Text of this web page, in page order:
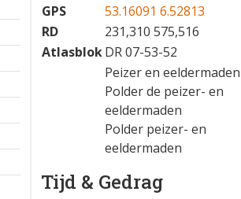
GPS
53.16091 6.52813
RD
231,310 575,516
AtlasblokDR 07-53-52
Peizer en eeldermaden
Polder de peizer- en
eeldermaden
Polder peizer- en
eeldermaden
Tijd & Gedrag